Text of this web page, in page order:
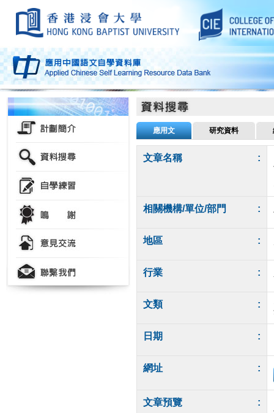
應用文 研究資料
文章名稱 :
相關機構/單位/部門 :
地區 :
行業 :
文類 :
日期 :
網址 :
文章預覽 :